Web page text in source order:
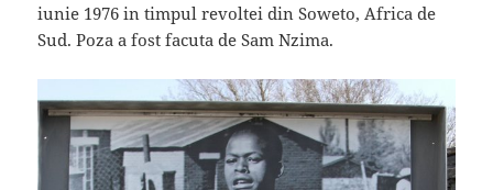
iunie 1976 in timpul revoltei din Soweto, Africa de
Sud. Poza a fost facuta de Sam Nzima.